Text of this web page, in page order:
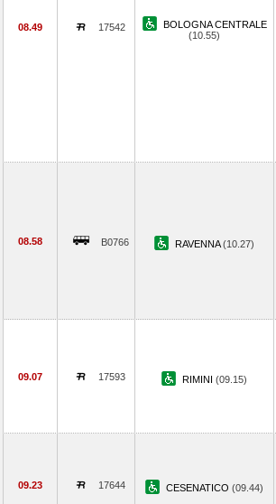
08.49 17542
BOLOGNA CENTRALE
(10.55)
08.58 B0766 RAVENNA(10.27)
09.07 17593 RIMINI (09.15)
09.23 17644 CESENATICO (09.44)